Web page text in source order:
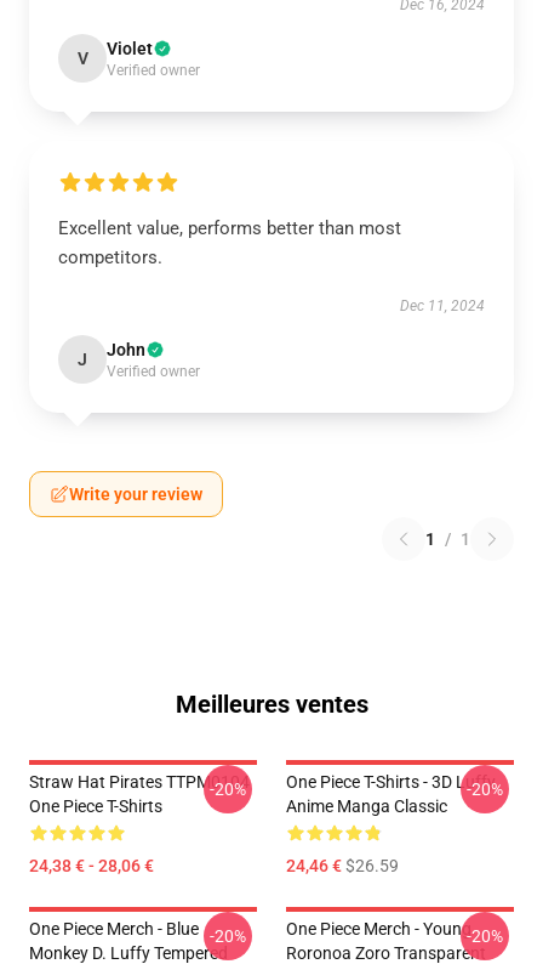
Dec 16, 2024
V Violet
Verified owner
Excellent value, performs better than most
competitors.
Dec 11, 2024
J John
Verified owner
Write your review
1 / 1
Meilleures ventes
Straw Hat Pirates TTPM0104
One Piece T-Shirts
24,38 € - 28,06 €
-20%
One Piece T-Shirts - 3D Luffy
Anime Manga Classic
24,46 €$26.59
-20%
One Piece Merch - Blue
Monkey D. Luffy Tempered
-20%
One Piece Merch - Young
Roronoa Zoro Transparent
-20%